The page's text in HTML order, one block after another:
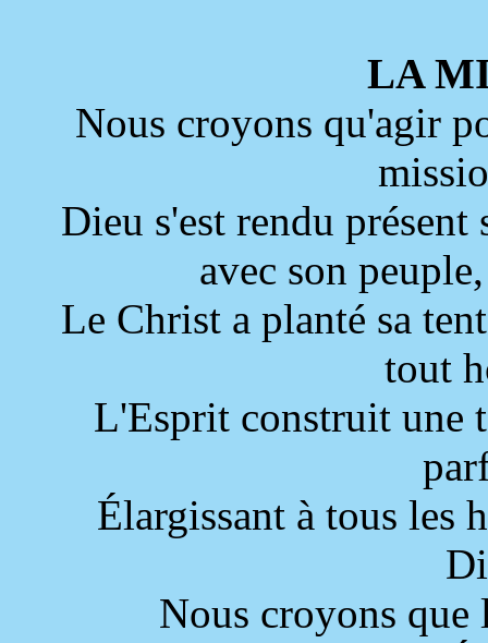
LA
Nous croyons qu'agir
Dieu s'est rendu
avec son
Le Christ a planté sa
tout
L'Esprit construit une
Élargissant à tous les
Nous croyons que